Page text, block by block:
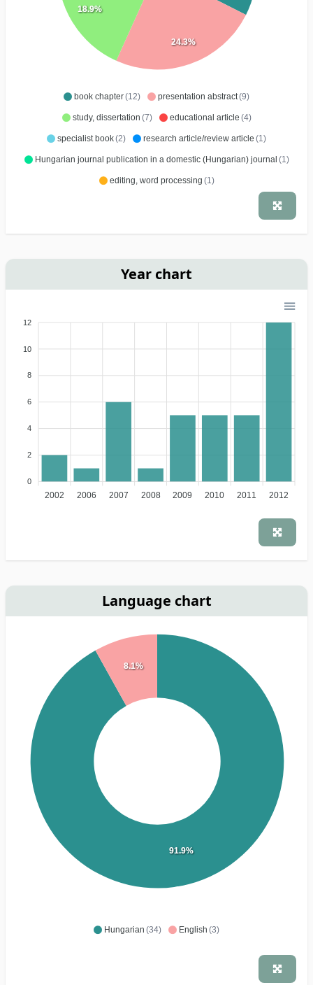
book chapter(12) presentation abstract(9)
study, dissertation (7) educational article (4)
specialist book(2) research article/review article (1)
Hungarian journal publication in a domestic (Hungarian) journal (1)
editing, word processing (1)
24.3%
18.9%
Year chart
12
10
8
6
4
2
0
2002 2006 2007 2008 2009 2010 2011 2012
Language chart
Hungarian (34) English (3)
91.9%
8.1%